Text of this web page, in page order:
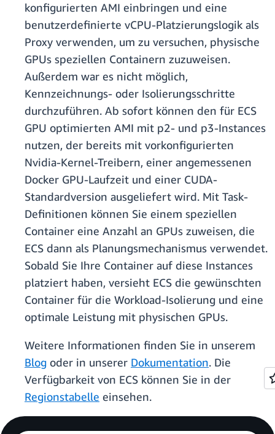
konfigurierten AMI einbringen und eine
benutzerdefinierte vCPU-Platzierungslogik als
Proxy verwenden, um zu versuchen, physische
GPUs speziellen Containern zuzuweisen.
Außerdem war es nicht möglich,
Kennzeichnungs- oder Isolierungsschritte
durchzuführen. Ab sofort können den für ECS
GPU optimierten AMI mit p2- und p3-Instances
nutzen, der bereits mit vorkonfigurierten
Nvidia-Kernel-Treibern, einer angemessenen
Docker GPU-Laufzeit und einer CUDA-
Standardversion ausgeliefert wird. Mit Task-
Definitionen können Sie einem speziellen
Container eine Anzahl an GPUs zuweisen, die
ECS dann als Planungsmechanismus verwendet.
Sobald Sie Ihre Container auf diese Instances
platziert haben, versieht ECS die gewünschten
Container für die Workload-Isolierung und eine
optimale Leistung mit physischen GPUs.
Weitere Informationen finden Sie in unserem
Blog oder in unserer Dokumentation. Die
Verfügbarkeit von ECS können Sie in der
Regionstabelle einsehen.